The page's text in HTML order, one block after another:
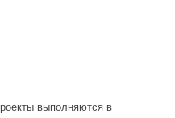
выполняются в